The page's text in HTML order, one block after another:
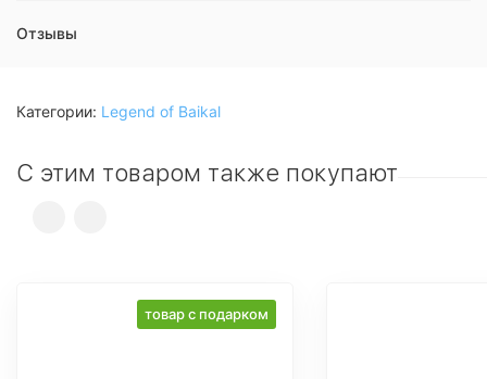
Отзывы
Категории: Legend of Baikal
С этим товаром также покупают
товар с подарком